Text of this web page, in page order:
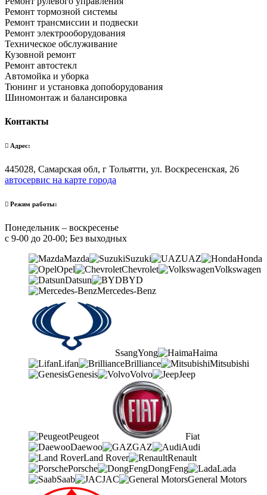
Ремонт тормозной системы
Ремонт трансмиссии и подвески
Ремонт электрооборудования
Техническое обслуживание
Кузовной ремонт
Ремонт автостекл
Автомойка и уборка
Тюнинг и установка допоборудования
Шиномонтаж и балансировка
Контакты
Адрес:
445028, Самарская обл, г Тольятти, ул. Воскресенская, 26
автосервис на карте города
Режим работы:
Понедельник – воскресенье
с 9-00 до 20-00; Без выходных
Mazda
Suzuki UAZ
Honda
Opel
Chevrolet
Volkswagen
Datsun
BYD
Mercedes-Benz
SsangYong
Haima
Lifan
Brilliance
Mitsubishi
Genesis
Volvo Jeep
Peugeot
Fiat
Daewoo
GAZ
Audi
Land Rover
Renault
Porsche
DongFeng
Lada
Saab
JAC General Motors